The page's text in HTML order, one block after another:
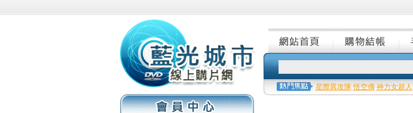
星際異攻隊 悟空傳 神力女超人